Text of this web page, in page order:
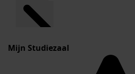
Mijn Studiezaal